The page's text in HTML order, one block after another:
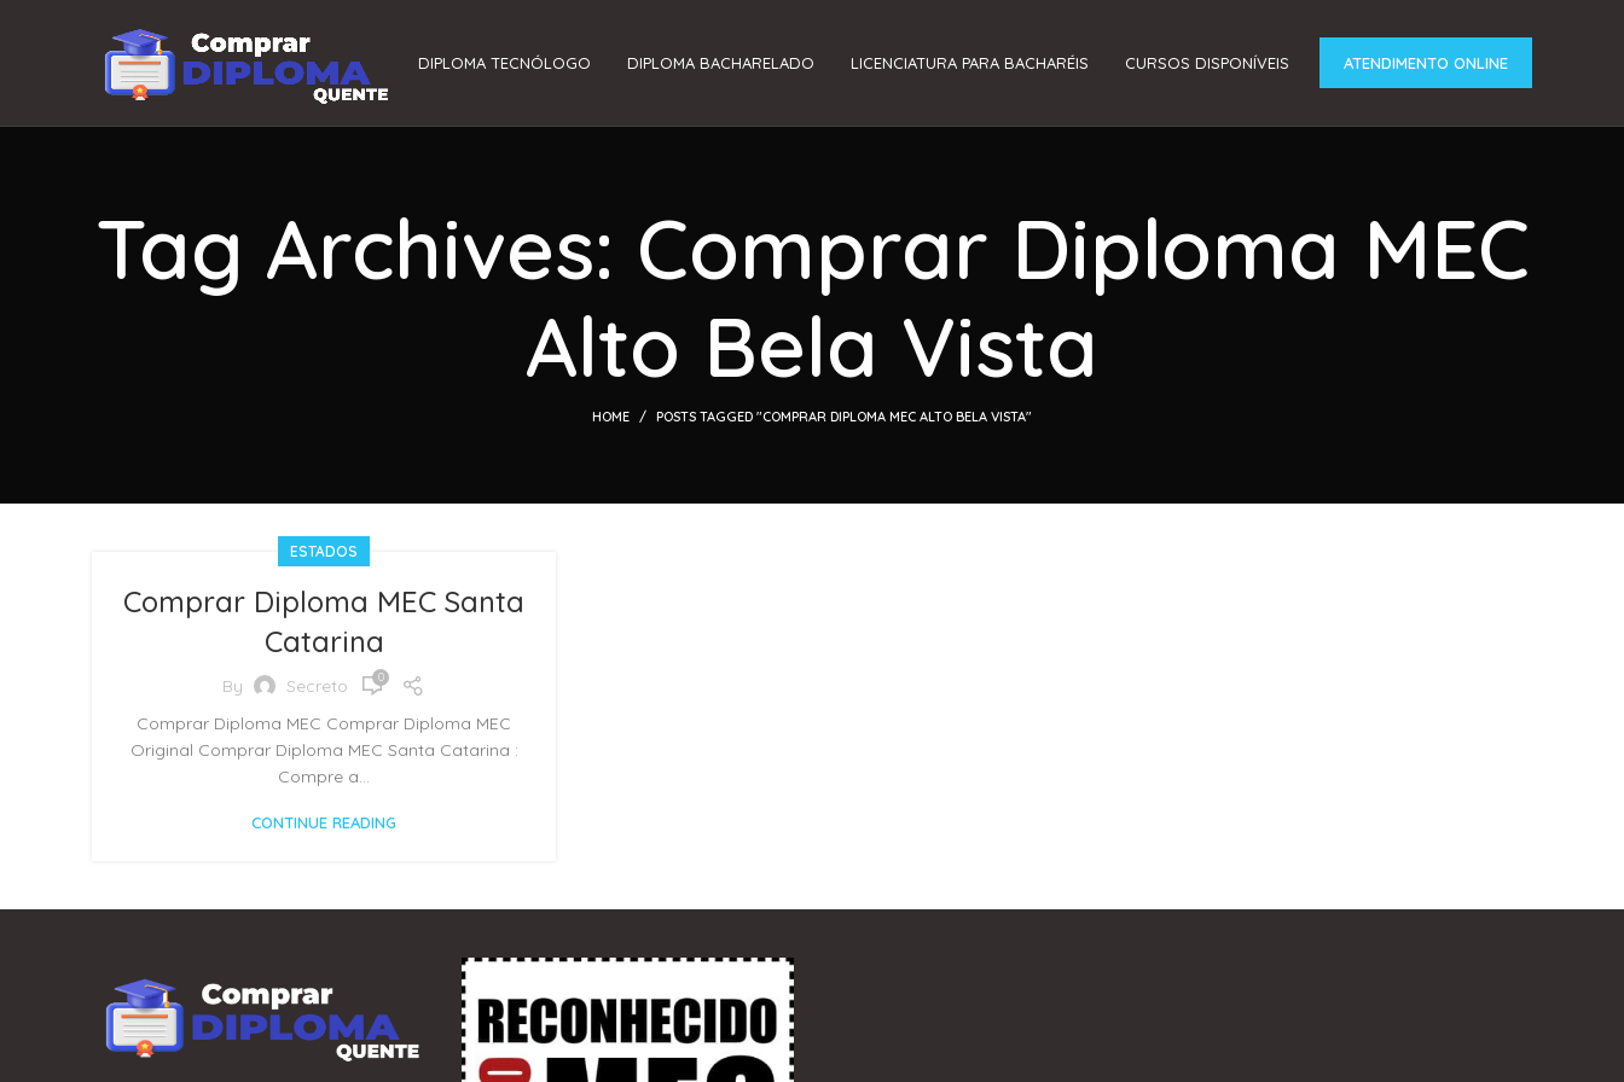
DIPLOMA TECNÓLOGO DIPLOMA BACHARELADO LICENCIATURA PARA BACHARÉIS CURSOS DISPONÍVEIS ATENDIMENTO ONLINE
Tag Archives: Comprar Diploma MEC
Alto Bela Vista
HOME POSTS TAGGED "COMPRAR DIPLOMA MEC ALTO BELA VISTA"
ESTADOS
Comprar Diploma MEC Santa
Catarina
By Secreto 0
Comprar Diploma MEC Comprar Diploma MEC
Original Comprar Diploma MEC Santa Catarina :
Compre a...
CONTINUE READING